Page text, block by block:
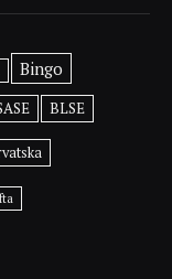
Bingo
BLSE